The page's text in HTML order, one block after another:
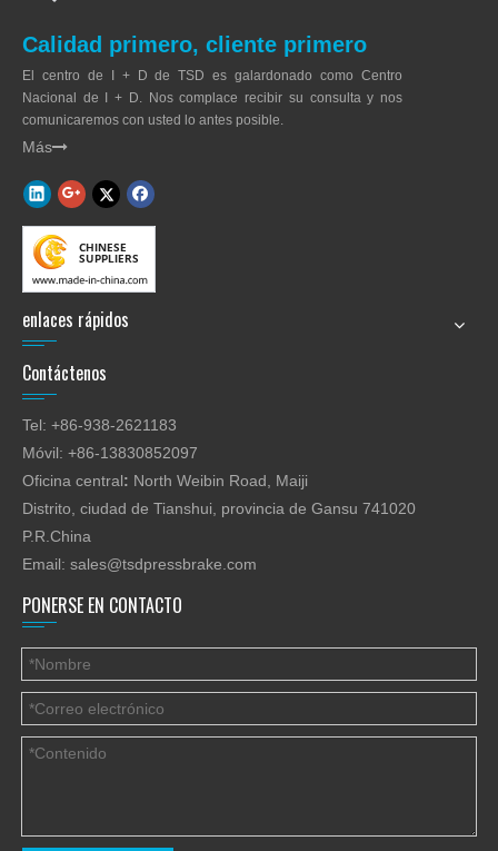
Calidad primero, cliente primero
El centro de I + D de TSD es galardonado como Centro
Nacional de I + D. Nos complace recibir su consulta y nos
comunicaremos con usted lo antes posible.
Más
enlaces rápidos
Contáctenos
Tel: +86-938-2621183
Móvil: +86-13830852097
Oficina central: North Weibin Road, Maiji
Distrito, ciudad de Tianshui, provincia de Gansu 741020
P.R.China
Email: sales@tsdpressbrake.com
PONERSE EN CONTACTO